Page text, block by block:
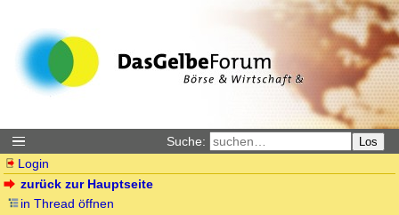
Suche: Los
Login
zurück zur Hauptseite
in Thread öffnen